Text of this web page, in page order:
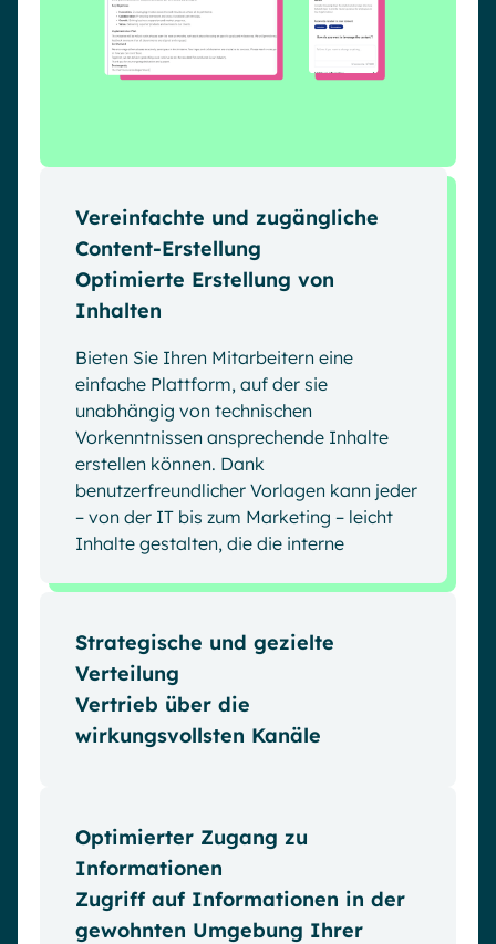
Vereinfachte und zugängliche
Content-Erstellung
Optimierte Erstellung von
Inhalten
Bieten Sie Ihren Mitarbeitern eine
einfache Plattform, auf der sie
unabhängig von technischen
Vorkenntnissen ansprechende Inhalte
erstellen können. Dank
benutzerfreundlicher Vorlagen kann jeder
– von der IT bis zum Marketing – leicht
Inhalte gestalten, die die interne
Strategische und gezielte
Verteilung
Vertrieb über die
wirkungsvollsten Kanäle
stellen Sie sicher, dass Ihre Botschaften
über die bevorzugten Kanäle Ihres Teams
ankommen. So bleibt die Kommunikation
persönlich, relevant und passt perfekt in
Optimierter Zugang zu
Informationen
Zugriff auf Informationen in der
gewohnten Umgebung Ihrer